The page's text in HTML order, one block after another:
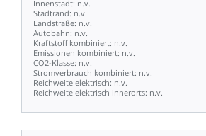
Innenstadt: n.v.
Stadtrand: n.v.
Landstraße: n.v.
Autobahn: n.v.
Kraftstoff kombiniert: n.v.
Emissionen kombiniert: n.v.
CO2-Klasse: n.v.
Stromverbrauch kombiniert: n.v.
Reichweite elektrisch: n.v.
Reichweite elektrisch innerorts: n.v.